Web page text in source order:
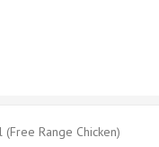
Range Chicken)